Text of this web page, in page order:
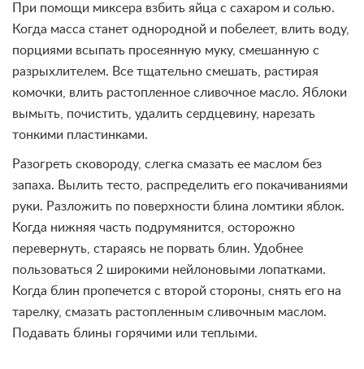
При помощи миксера взбить яйца с сахаром и солью.
Когда масса станет однородной и побелеет, влить воду,
порциями всыпать просеянную муку, смешанную с
разрыхлителем. Все тщательно смешать, растирая
комочки, влить растопленное сливочное масло. Яблоки
вымыть, почистить, удалить сердцевину, нарезать
тонкими пластинками.
Разогреть сковороду, слегка смазать ее маслом без
запаха. Вылить тесто, распределить его покачиваниями
руки. Разложить по поверхности блина ломтики яблок.
Когда нижняя часть подрумянится, осторожно
перевернуть, стараясь не порвать блин. Удобнее
пользоваться 2 широкими нейлоновыми лопатками.
Когда блин пропечется с второй стороны, снять его на
тарелку, смазать растопленным сливочным маслом.
Подавать блины горячими или теплыми.